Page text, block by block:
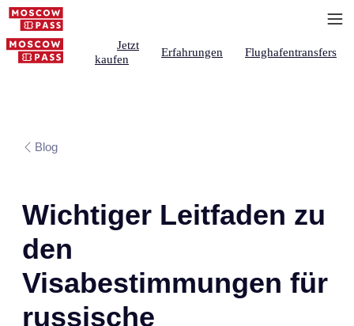
Jetzt
kaufen
Erfahrungen Flughafentransfers
Blog
Wichtiger Leitfaden zu
den
Visabestimmungen für
russische